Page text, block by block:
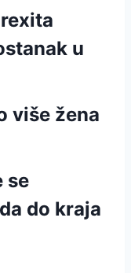
u
više žena
se
do kraja